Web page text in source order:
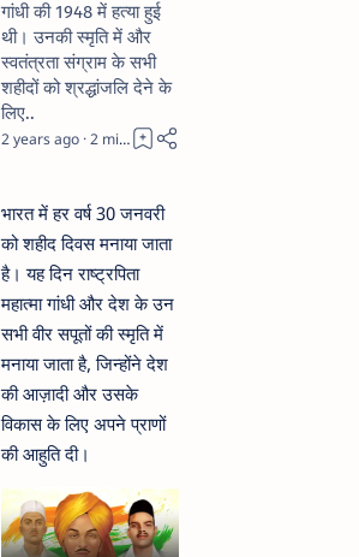
गांधी की 1948 में हत्या हुई
थी। उनकी स्मृति में और
स्वतंत्रता संग्राम के सभी
शहीदों को श्रद्धांजलि देने के
लिए..
2 years ago 2
भारत में हर वर्ष 30 जनवरी
को शहीद दिवस मनाया जाता
है। यह दिन राष्ट्रपिता
महात्मा गांधी और देश के उन
सभी वीर सपूतों की स्मृति में
मनाया जाता है, जिन्होंने देश
की आज़ादी और उसके
विकास के लिए अपने प्राणों
की आहुति दी।